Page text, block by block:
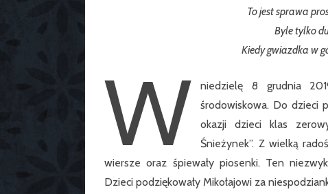
To jest sprawa
Byle tylko
Kiedy gwiazdka w
W
niedzielę 8 grudnia
środowiskowa. Do dzieci
okazji dzieci klas
Śnieżynek”. Z wielką
wiersze oraz śpiewały piosenki. Ten
Dzieci podziękowały Mikołajowi za